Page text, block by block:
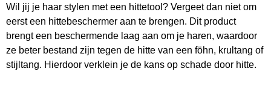
Wil jij je haar stylen met een hittetool? Vergeet dan niet om
eerst een hittebeschermer aan te brengen. Dit product
brengt een beschermende laag aan om je haren, waardoor
ze beter bestand zijn tegen de hitte van een föhn, krultang of
stijltang. Hierdoor verklein je de kans op schade door hitte.